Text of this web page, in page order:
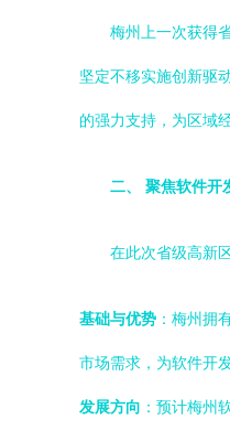
梅州上一次获得
坚定不移实施创新驱
的强力支持，为区域
二、 聚焦软件开
在此次省级高新
基础与优势 ：梅州拥
市场需求，为软件开
发展方向 ：预计梅州